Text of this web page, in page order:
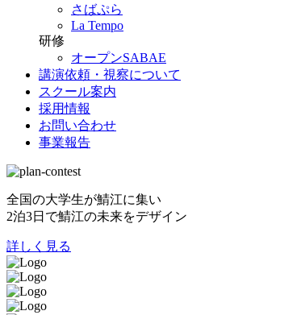
さばぷら
La Tempo
研修
オープンSABAE
講演依頼・視察について
スクール案内
採用情報
お問い合わせ
事業報告
全国の大学生が鯖江に集い
2泊3日で鯖江の未来をデザイン
詳しく見る